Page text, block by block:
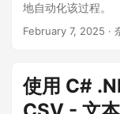
地自动化该过程。
February 7, 2025 ·
使用 C#